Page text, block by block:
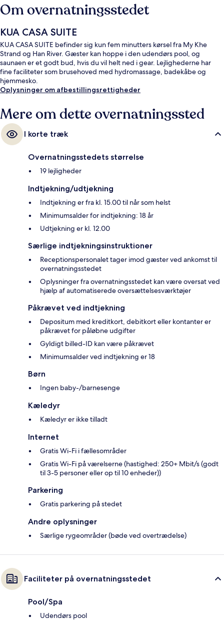
Om overnatningsstedet
KUA CASA SUITE
KUA CASA SUITE befinder sig kun fem minutters kørsel fra My Khe
Strand og Han River. Gæster kan hoppe i den udendørs pool, og
saunaen er et godt bud, hvis du vil helt ned i gear. Lejlighederne har
fine faciliteter som brusehoved med hydromassage, badekåbe og
hjemmesko.
Oplysninger om afbestillingsrettigheder
Mere om dette overnatningssted
I korte træk
Overnatningsstedets størrelse
19 lejligheder
Indtjekning/udtjekning
Indtjekning er fra kl. 15.00 til når som helst
Minimumsalder for indtjekning: 18 år
Udtjekning er kl. 12.00
Særlige indtjekningsinstruktioner
Receptionspersonalet tager imod gæster ved ankomst til
overnatningsstedet
Oplysninger fra overnatningsstedet kan være oversat ved
hjælp af automatiserede oversættelsesværktøjer
Påkrævet ved indtjekning
Depositum med kreditkort, debitkort eller kontanter er
påkrævet for påløbne udgifter
Gyldigt billed-ID kan være påkrævet
Minimumsalder ved indtjekning er 18
Børn
Ingen baby-/barnesenge
Kæledyr
Kæledyr er ikke tilladt
Internet
Gratis Wi-Fi i fællesområder
Gratis Wi-Fi på værelserne (hastighed: 250+ Mbit/s (godt
til 3-5 personer eller op til 10 enheder))
Parkering
Gratis parkering på stedet
Andre oplysninger
Særlige rygeområder (bøde ved overtrædelse)
Faciliteter på overnatningsstedet
Pool/Spa
Udendørs pool